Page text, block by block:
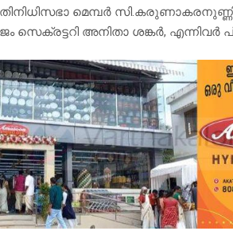
മെമ്പർ
സെക്രട്ടറി അനിതാ ശങ്കർ, എന്നിവർ